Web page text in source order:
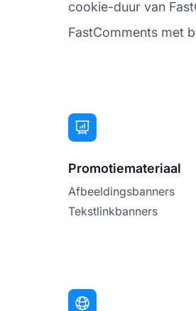
cookie-duur van
FastComments met
Promotiemateriaal
Afbeeldingsbanners
Tekstlinkbanners